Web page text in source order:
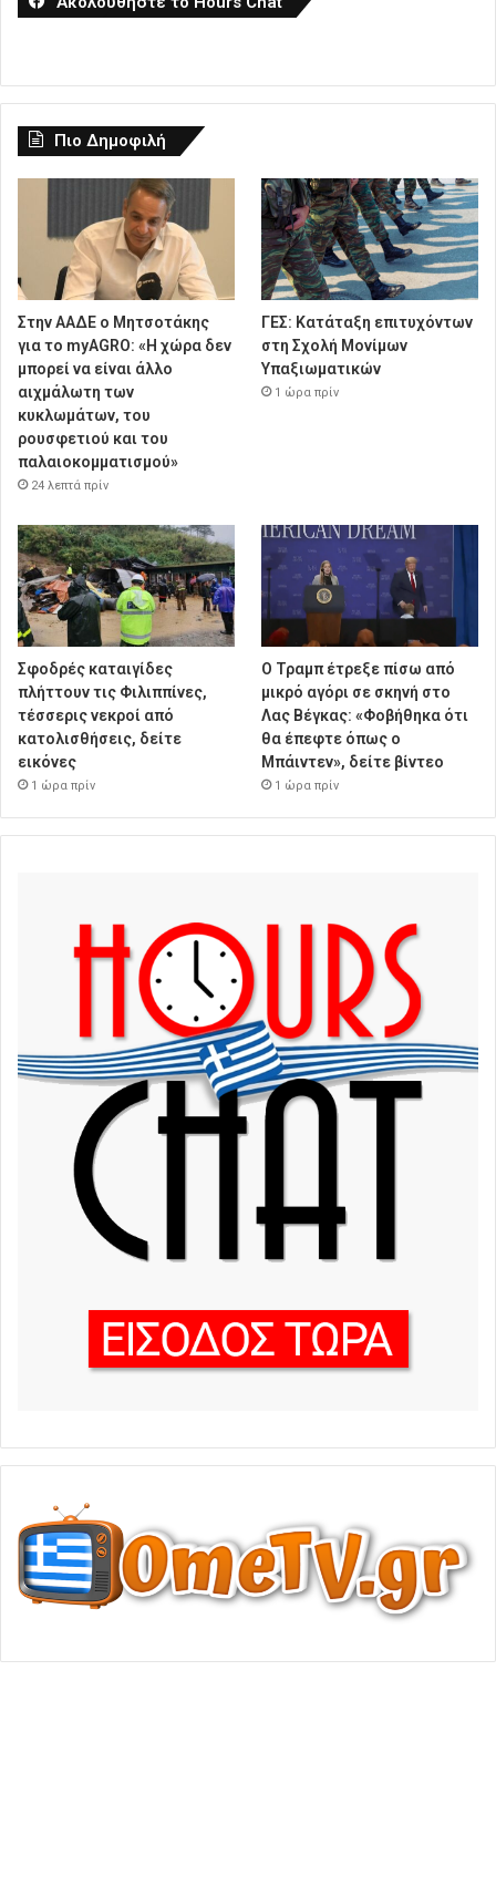
Πιο Δημοφιλή
Στην ΑΑΔΕ ο Μητσοτάκης
για το myAGRO: «Η χώρα δεν
μπορεί να είναι άλλο
αιχμάλωτη των
κυκλωμάτων, του
ρουσφετιού και του
παλαιοκομματισμού»
24 λεπτά πρίν
ΓΕΣ: Κατάταξη επιτυχόντων
στη Σχολή Μονίμων
Υπαξιωματικών
1 ώρα πρίν
Σφοδρές καταιγίδες
πλήττουν τις Φιλιππίνες,
τέσσερις νεκροί από
κατολισθήσεις, δείτε
εικόνες
1 ώρα πρίν
Ο Τραμπ έτρεξε πίσω από
μικρό αγόρι σε σκηνή στο
Λας Βέγκας: «Φοβήθηκα ότι
θα έπεφτε όπως ο
Μπάιντεν», δείτε βίντεο
1 ώρα πρίν